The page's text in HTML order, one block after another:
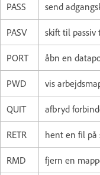
PASS send
PASV skift til passiv
PORT åbn en
PWD vis
QUIT afbryd
RETR hent en fil på
RMD fjern en